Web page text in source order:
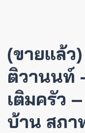
(ขายแล้ว
ติวานนท์
เติมครัว
บ้าน สภา